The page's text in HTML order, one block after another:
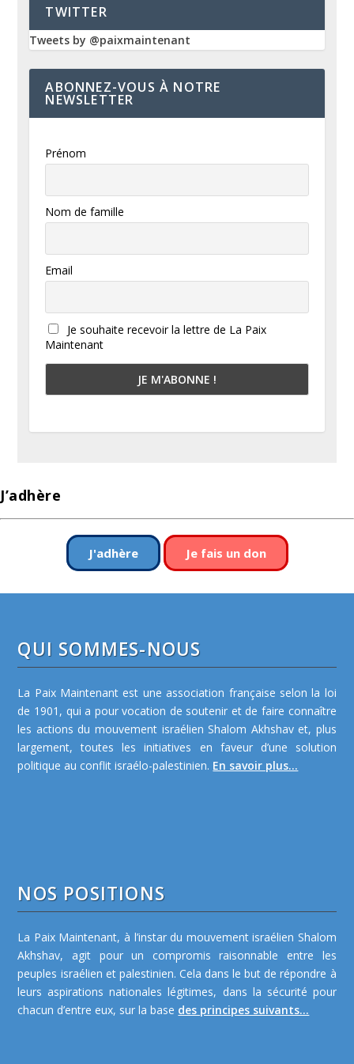
TWITTER
Tweets by @paixmaintenant
ABONNEZ-VOUS À NOTRE
NEWSLETTER
Prénom
Nom de famille
Email
Je souhaite recevoir la lettre de La Paix
Maintenant
J’adhère
J'adhère Je fais un don
QUI SOMMES-NOUS
La Paix Maintenant est une association française selon la loi
de 1901, qui a pour vocation de soutenir et de faire connaître
les actions du mouvement israélien Shalom Akhshav et, plus
largement, toutes les initiatives en faveur d’une solution
politique au conflit israélo-palestinien. En savoir plus...
NOS POSITIONS
La Paix Maintenant, à l’instar du mouvement israélien Shalom
Akhshav, agit pour un compromis raisonnable entre les
peuples israélien et palestinien. Cela dans le but de répondre à
leurs aspirations nationales légitimes, dans la sécurité pour
chacun d’entre eux, sur la base des principes suivants...